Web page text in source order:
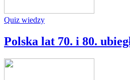
Quiz wiedzy
Polska lat 70. i 80.